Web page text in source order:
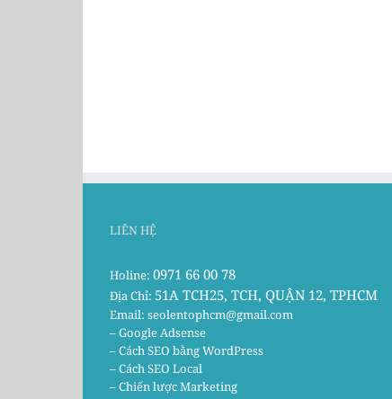
LIÊN HỆ
Holine: 0971 66 00 78
Địa Chỉ: 51A TCH25, TCH, QUẬN 12, TPHCM
Email: seolentophcm@gmail.com
– Google Adsense
– Cách SEO bằng WordPress
– Cách SEO Local
– Chiến lược Marketing